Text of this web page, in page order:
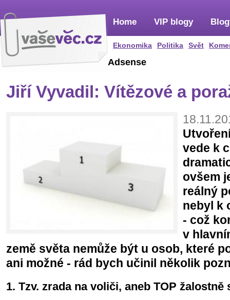
Home
Ekonomika Politika Svět
VIP blogy
Adsense
Jiří Vyvadil: Vítězové a
vede k
ovšem
reálný
nebyl k
- což
v
země světa nemůže být u osob, které
ani možné - rád bych učinil několik
1. Tzv. zrada na voliči, aneb TOP žalostně